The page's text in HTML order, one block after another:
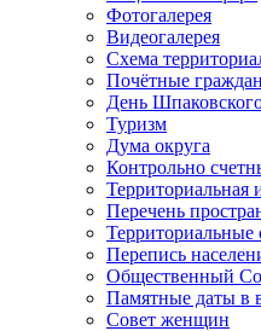
Фотогалерея
Видеогалерея
Схема
Почётные
День
Туризм
Дума округа
Контрольно
Территориальная
Перечень
Территориальные
Перепись
Общественный
Памятные даты в
Совет женщин